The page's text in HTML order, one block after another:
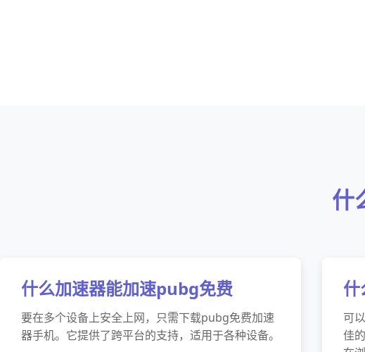
什
什么加速器能加速pubg免费
要在多个设备上安全上网，只需下载pubg免费加速
器手机。它提供了跨平台的支持，适用于各种设备。
可
佳